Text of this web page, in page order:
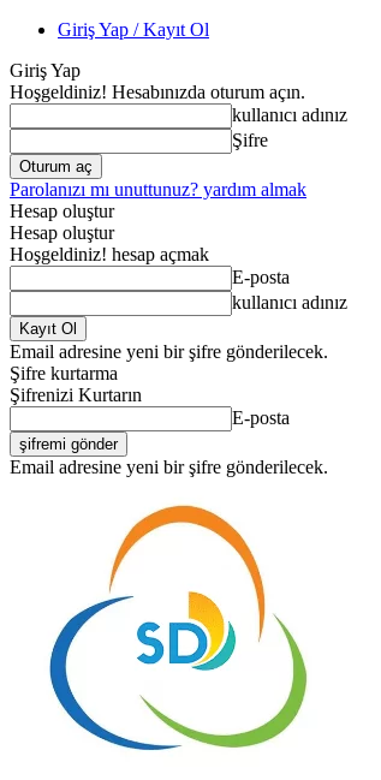
Giriş Yap / Kayıt Ol
Giriş Yap
Hoşgeldiniz! Hesabınızda oturum açın.
kullanıcı adınız
Şifre
Parolanızı mı unuttunuz? yardım almak
Hesap oluştur
Hesap oluştur
Hoşgeldiniz! hesap açmak
E-posta
kullanıcı adınız
Email adresine yeni bir şifre gönderilecek.
Şifre kurtarma
Şifrenizi Kurtarın
E-posta
Email adresine yeni bir şifre gönderilecek.